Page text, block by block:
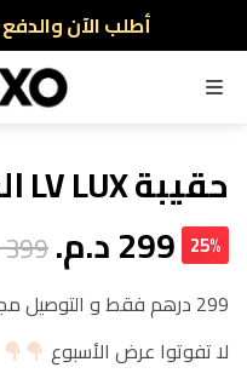
توصيل
نفخر بأكثر من 5000 مشتري سعيد
أطلب الآن القائمة
حقيبة LV LUX العصرية.
299د.م.399 25%
299 درهم فقط و التوصيل مجاني لجميع أنحاء المغرب
لا تفوتوا عرض الأسبوع